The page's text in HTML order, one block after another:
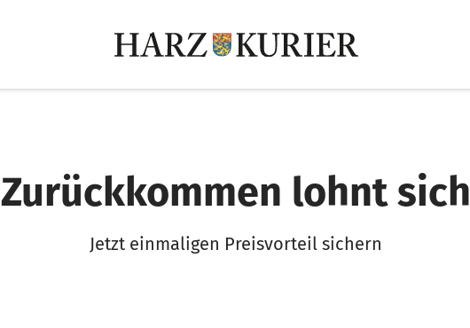
Zurückkommen lohnt sich
Jetzt einmaligen Preisvorteil sichern